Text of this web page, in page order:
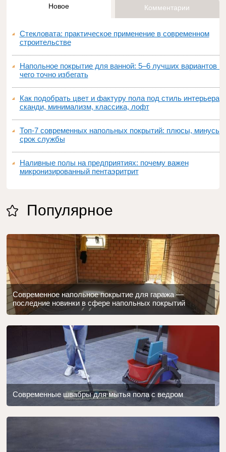
Новое Комментарии
Стекловата: практическое применение в современном
строительстве
Напольное покрытие для ванной: 5–6 лучших вариантов и
чего точно избегать
Как подобрать цвет и фактуру пола под стиль интерьера:
сканди, минимализм, классика, лофт
Топ‑7 современных напольных покрытий: плюсы, минусы,
срок службы
Наливные полы на предприятиях: почему важен
микронизированный пентаэритрит
Популярное
Современное напольное покрытие для гаража —
последние новинки в сфере напольных покрытий
Современные швабры для мытья пола с ведром